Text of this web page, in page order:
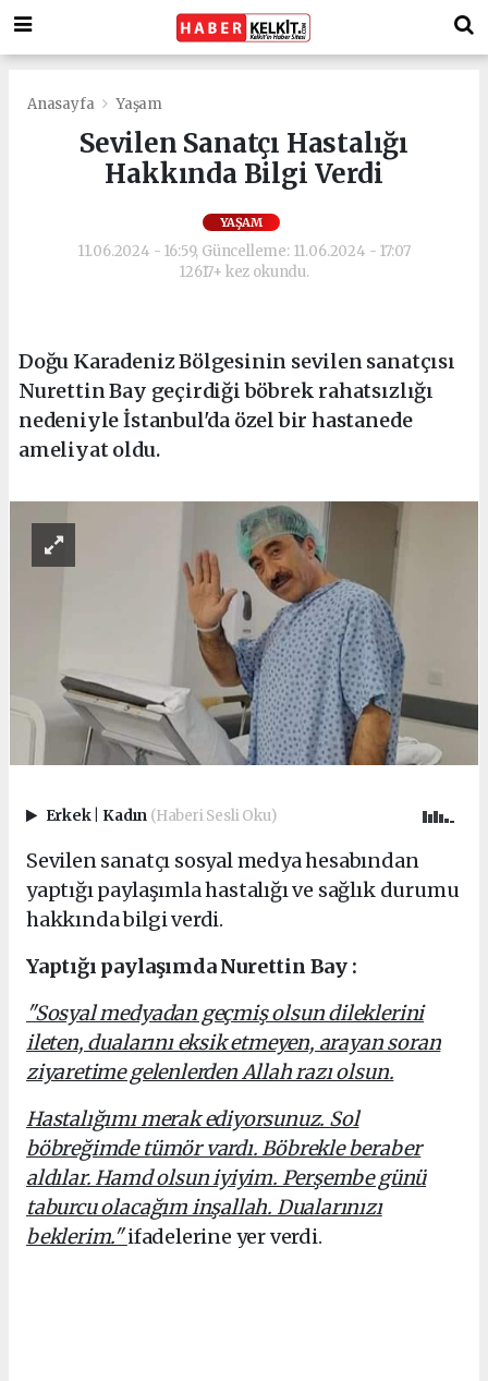
Anasayfa Yaşam
Sevilen Sanatçı Hastalığı
Hakkında Bilgi Verdi
YAŞAM
11.06.2024 - 16:59, Güncelleme: 11.06.2024 - 17:07
12617+ kez okundu.
Doğu Karadeniz Bölgesinin sevilen sanatçısı
Nurettin Bay geçirdiği böbrek rahatsızlığı
nedeniyle İstanbul'da özel bir hastanede
ameliyat oldu.
Erkek Kadın (Haberi Sesli Oku)
Sevilen sanatçı sosyal medya hesabından
yaptığı paylaşımla hastalığı ve sağlık durumu
hakkında bilgi verdi.
Yaptığı paylaşımda Nurettin Bay :
"Sosyal medyadan geçmiş olsun dileklerini
ileten, dualarını eksik etmeyen, arayan soran
ziyaretime gelenlerden Allah razı olsun.
Hastalığımı merak ediyorsunuz. Sol
böbreğimde tümör vardı. Böbrekle beraber
aldılar. Hamd olsun iyiyim. Perşembe günü
taburcu olacağım inşallah. Dualarınızı
beklerim."ifadelerine yer verdi.